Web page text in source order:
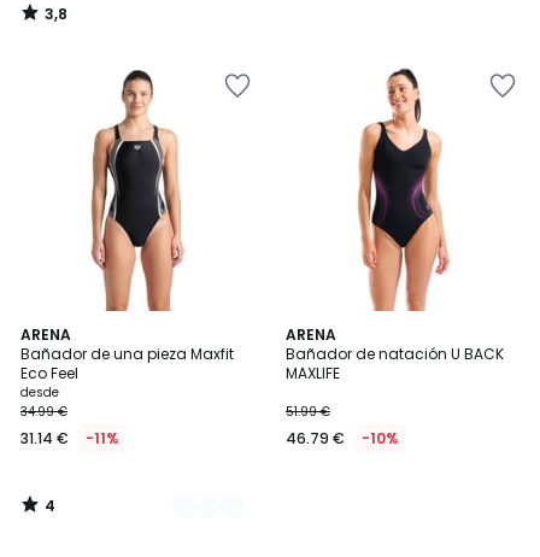
3,8
/
ARENA
Bañador de una pieza Maxfit
Eco Feel
desde
34.99 €
31.14 € -11%
4
/
5
2
Colores
4
/
ARENA
Bañador de natación U BACK
MAXLIFE
51.99 €
46.79 € -10%